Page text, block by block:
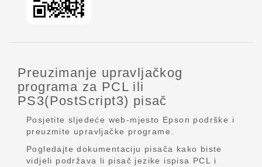
Preuzimanje upravljačkog
programa za PCL ili
PS3(PostScript3) pisač
Posjetite sljedeće web-mjesto Epson podrške i
preuzmite upravljačke programe.
Pogledajte dokumentaciju pisača kako biste
vidjeli podržava li pisač jezike ispisa PCL i